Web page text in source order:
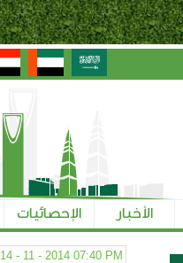
الأخبار الإحصائيات
14 - 11 - 2014 07:40 PM